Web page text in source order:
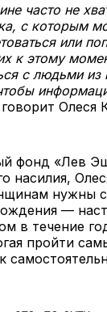
часто не
с которым
или
к этому
с людьми
Олеся
фонд «Лев
насилия,
нужны
—
в течение
пройти